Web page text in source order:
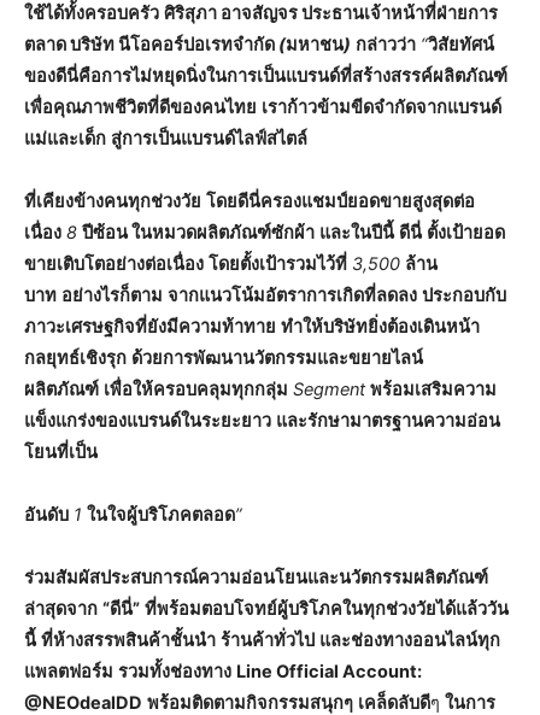
ใช้ได้ทั้งครอบครัว ศิริสุภา อาจสัญจรประธานเจ้าหน้าที่ฝ่ายการ
ตลาดบริษัทนีโอคอร์ปอเรทจำกัด (มหาชน) กล่าวว่า “วิสัยทัศน์
ของดีนี่คือการไม่หยุดนิ่งในการเป็นแบรนด์ที่สร้างสรรค์ผลิตภัณฑ์
เพื่อคุณภาพชีวิตที่ดีของคนไทย เราก้าวข้ามขีดจำกัดจากแบรนด์
แม่และเด็ก สู่การเป็นแบรนด์ไลฟ์สไตล์
ที่เคียงข้างคนทุกช่วงวัย โดยดีนี่ครองแชมป์ยอดขายสูงสุดต่อ
เนื่อง 8 ปีซ้อนในหมวดผลิตภัณฑ์ซักผ้า และในปีนี้ ดีนี่ ตั้งเป้ายอด
ขายเติบโตอย่างต่อเนื่อง โดยตั้งเป้ารวมไว้ที่ 3,500 ล้าน
บาท อย่างไรก็ตาม จากแนวโน้มอัตราการเกิดที่ลดลง ประกอบกับ
ภาวะเศรษฐกิจที่ยังมีความท้าทาย ทำให้บริษัทยิ่งต้องเดินหน้า
กลยุทธ์เชิงรุก ด้วยการพัฒนานวัตกรรมและขยายไลน์
ผลิตภัณฑ์ เพื่อให้ครอบคลุมทุกกลุ่ม Segmentพร้อมเสริมความ
แข็งแกร่งของแบรนด์ในระยะยาว และรักษามาตรฐานความอ่อน
โยนที่เป็น
อันดับ 1 ในใจผู้บริโภคตลอด”
ร่วมสัมผัสประสบการณ์ความอ่อนโยนและนวัตกรรมผลิตภัณฑ์
ล่าสุดจาก “ดีนี่” ที่พร้อมตอบโจทย์ผู้บริโภคในทุกช่วงวัยได้แล้ววัน
นี้ ที่ห้างสรรพสินค้าชั้นนำ ร้านค้าทั่วไป และช่องทางออนไลน์ทุก
แพลตฟอร์ม รวมทั้งช่องทาง Line Official Account:
@NEOdealDD พร้อมติดตามกิจกรรมสนุกๆ เคล็ดลับดีๆ ในการ